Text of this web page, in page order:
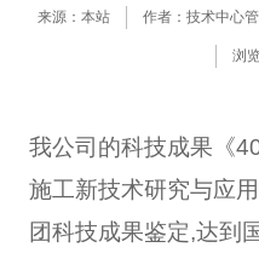
来源：本站 作者：技术中心
浏
我公司的科技成果《
施工新技术研究与应
团科技成果鉴定,达到